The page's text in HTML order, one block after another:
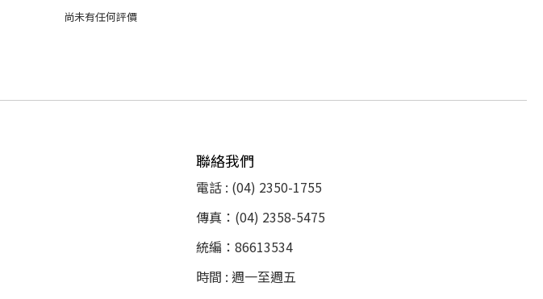
尚未有任何評價
聯絡我們
電話 : (04) 2350-1755
傳真：(04) 2358-5475
統編：86613534
時間 : 週一至週五